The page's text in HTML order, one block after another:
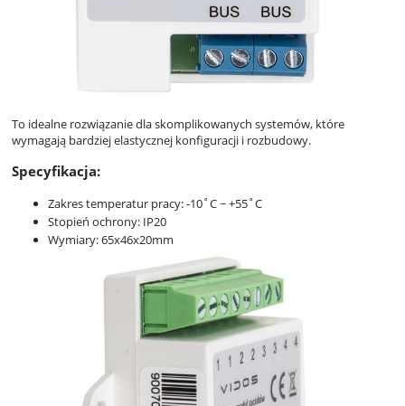
To idealne rozwiązanie dla skomplikowanych systemów, które
wymagają bardziej elastycznej konfiguracji i rozbudowy.
Specyfikacja:
Zakres temperatur pracy: -10˚C ~ +55˚C
Stopień ochrony: IP20
Wymiary: 65x46x20mm